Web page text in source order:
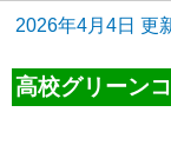
2026年4月4日 更
高校グリーン